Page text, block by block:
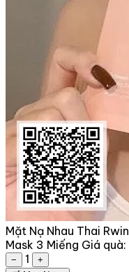
Mặt Nạ Nhau Thai
Mask 3 Miếng Giá quà:
− 1
+